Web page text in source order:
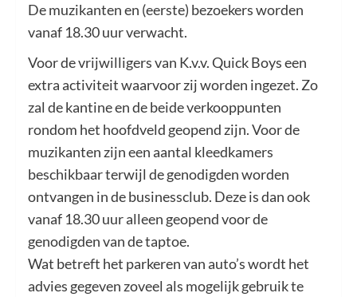
De muzikanten en (eerste) bezoekers worden
vanaf 18.30 uur verwacht.
Voor de vrijwilligers van K.v.v. Quick Boys een
extra activiteit waarvoor zij worden ingezet. Zo
zal de kantine en de beide verkooppunten
rondom het hoofdveld geopend zijn. Voor de
muzikanten zijn een aantal kleedkamers
beschikbaar terwijl de genodigden worden
ontvangen in de businessclub. Deze is dan ook
vanaf 18.30 uur alleen geopend voor de
genodigden van de taptoe.
Wat betreft het parkeren van auto’s wordt het
advies gegeven zoveel als mogelijk gebruik te